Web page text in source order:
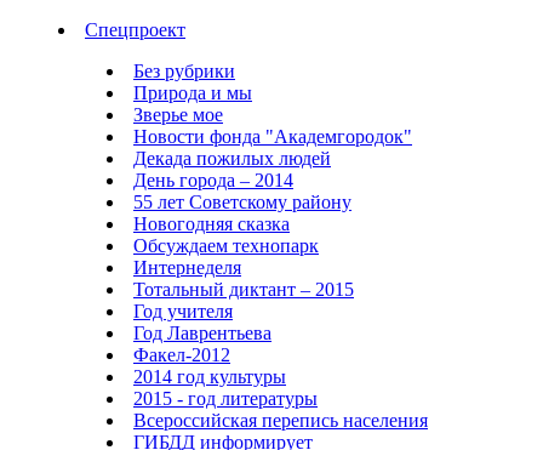
Спецпроект
Без рубрики
Природа и мы
Зверье мое
Новости фонда "Академгородок"
Декада пожилых людей
День города – 2014
55 лет Советскому району
Новогодняя сказка
Обсуждаем технопарк
Интернеделя
Тотальный диктант – 2015
Год учителя
Год Лаврентьева
Факел-2012
2014 год культуры
2015 - год литературы
Всероссийская перепись населения
ГИБДД информирует